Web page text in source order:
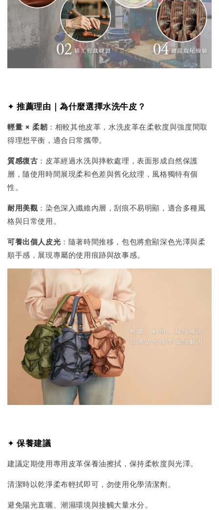
✦ 推薦理由｜為什麼選擇水洗牛皮？
輕量 × 柔韌 ：相較其他皮革，水洗皮革在柔軟度與強度間取
得理想平衡，適合日常攜帶。
質感復古 ：皮革經過水洗與摔軟處理，表面形成自然保護
層，隨使用時間展現柔和色差與舊化紋理，風格獨特有個
性。
耐用美觀：染色深入纖維內層，刮痕不易明顯，適合多種風
格與日常使用。
可養出個人皮光 ：隨著時間推移，包包將愈顯深色光澤與柔
順手感，展現專屬的使用痕跡與故事感。
✦ 保養建議
建議定期使用專用皮革保養油擦拭，保持柔軟度與光澤。
清潔時以乾淨柔布輕拭即可，勿使用化學清潔劑。
避免陽光直曬、潮濕環境與接觸大量水分。